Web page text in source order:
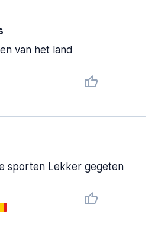
van het land
sporten Lekker gegeten